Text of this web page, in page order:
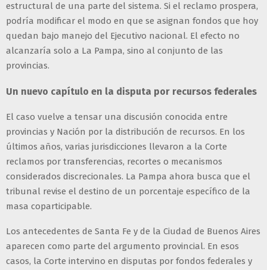
estructural de una parte del sistema. Si el reclamo prospera,
podría modificar el modo en que se asignan fondos que hoy
quedan bajo manejo del Ejecutivo nacional. El efecto no
alcanzaría solo a La Pampa, sino al conjunto de las
provincias.
Un nuevo capítulo en la disputa por recursos federales
El caso vuelve a tensar una discusión conocida entre
provincias y Nación por la distribución de recursos. En los
últimos años, varias jurisdicciones llevaron a la Corte
reclamos por transferencias, recortes o mecanismos
considerados discrecionales. La Pampa ahora busca que el
tribunal revise el destino de un porcentaje específico de la
masa coparticipable.
Los antecedentes de Santa Fe y de la Ciudad de Buenos Aires
aparecen como parte del argumento provincial. En esos
casos, la Corte intervino en disputas por fondos federales y